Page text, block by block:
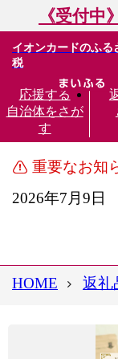
《受付中
イオンカードのふる
税
応援する
自治体をさが
す
重要なお知
2026年7月9日
HOME 返礼